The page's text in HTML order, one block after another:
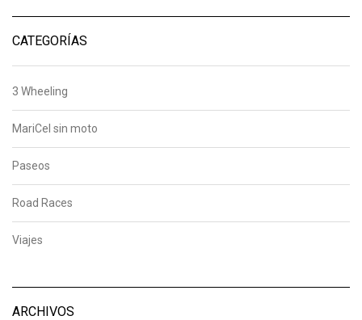
CATEGORÍAS
3 Wheeling
MariCel sin moto
Paseos
Road Races
Viajes
ARCHIVOS